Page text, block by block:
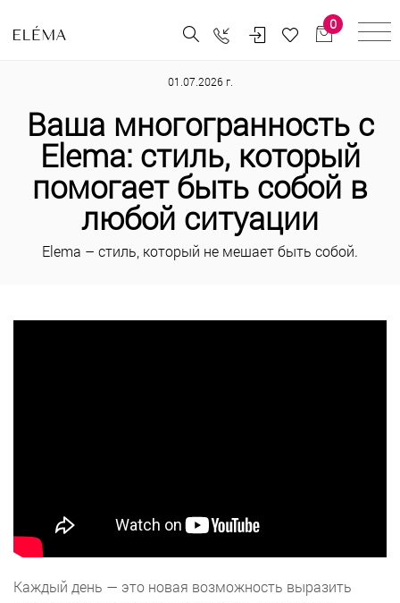
0
01.07.2026 г.
Ваша многогранность с
Elema: стиль, который
помогает быть собой в
любой ситуации
Elema – стиль, который не мешает быть собой.
Каждый день — это новая возможность выразить